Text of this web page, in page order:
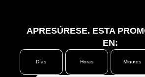
APRESÚRESE. ESTA
EN:
Días Horas Minutos